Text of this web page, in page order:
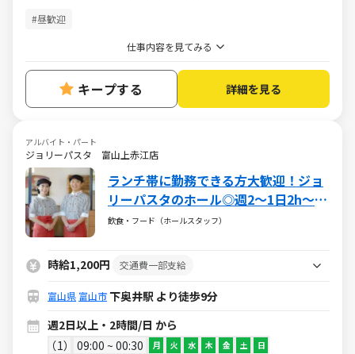
#昼歓迎
仕事内容を見てみる
キープする 詳細を見る
アルバイト・パート
ジョリーパスタ 富山上赤江店
ランチ帯に勤務できる方大歓迎！ジョ
リーパスタのホール◎週2～1日2h～★
マニュアル完備で未経験でも安心！
飲食・フード（ホールスタッフ）
時給1,200円 交通費一部支給
富山県 富山市 下奥井駅 より徒歩9分
週2日以上・2時間/日 から
1
09:00 ~ 00:30 月 火 水 木 金 土 日